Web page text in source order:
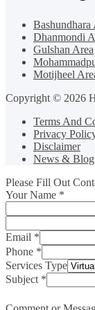
Bashundhara
Dhanmondi
Gulshan Area
Motijheel
Copyright © 2026
Terms And
Privacy
Disclaimer
News & Blog
Please Fill Out
Your Name *
Email *
Phone *
Services Type
Subject *